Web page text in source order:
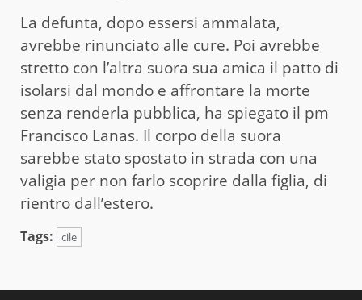
La defunta, dopo essersi ammalata,
avrebbe rinunciato alle cure. Poi avrebbe
stretto con l’altra suora sua amica il patto di
isolarsi dal mondo e affrontare la morte
senza renderla pubblica, ha spiegato il pm
Francisco Lanas. Il corpo della suora
sarebbe stato spostato in strada con una
valigia per non farlo scoprire dalla figlia, di
rientro dall’estero.
Tags: cile